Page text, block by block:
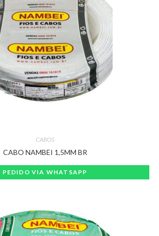
CABOS
CABO NAMBEI 1,5MM BR
PEDIDO VIA WHATSAPP